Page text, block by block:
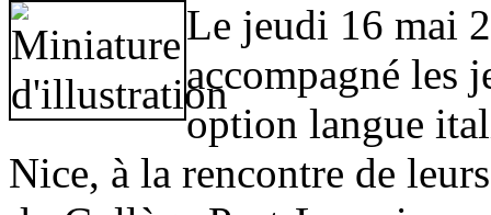
Le jeudi 16 mai
accompagné les
option langue
Nice, à la rencontre de